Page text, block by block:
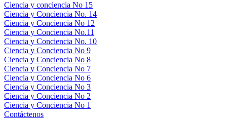
Ciencia y conciencia No 15
Ciencia y Conciencia No. 14
Ciencia y Conciencia No 12
Ciencia y Conciencia No.11
Ciencia y Conciencia No. 10
Ciencia y Conciencia No 9
Ciencia y Conciencia No 8
Ciencia y Conciencia No 7
Ciencia y Conciencia No 6
Ciencia y Conciencia No 3
Ciencia y Conciencia No 2
Ciencia y Conciencia No 1
Contáctenos